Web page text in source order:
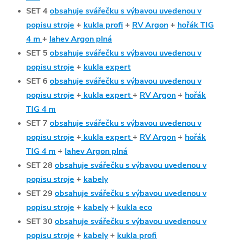
SET 4obsahuje svářečku s výbavou uvedenou v
popisu stroje + kukla profi + RV Argon + hořák TIG
4 m + lahev Argon plná
SET 5 obsahuje svářečku s výbavou uvedenou v
popisu stroje + kukla expert
SET 6 obsahuje svářečku s výbavou uvedenou v
popisu stroje + kukla expert + RV Argon + hořák
TIG 4 m
SET 7 obsahuje svářečku s výbavou uvedenou v
popisu stroje + kukla expert + RV Argon + hořák
TIG 4 m + lahev Argon plná
SET 28 obsahuje svářečku s výbavou uvedenou v
popisu stroje + kabely
SET 29 obsahuje svářečku s výbavou uvedenou v
popisu stroje + kabely+ kukla eco
SET 30 obsahuje svářečku s výbavou uvedenou v
popisu stroje + kabely+ kukla profi